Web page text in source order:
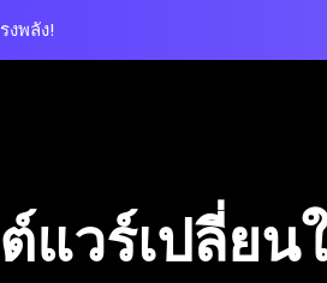
พลัง!
แวร์เปลี่ย